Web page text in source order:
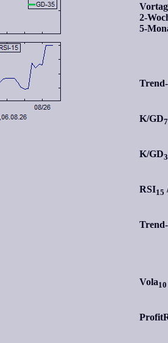
Vortag
2-
5-
K/GD7
K/GD
RSI15
Vola10